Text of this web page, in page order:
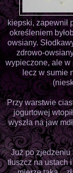
kiepski, zapewnił
określeniem
owsiany.
zdrowo-
wypieczone, ale w
lecz w sumie
Przy warstwie
jogurtowej
wyszła na jaw
Już po zjedzeniu
tłuszcz na ustach